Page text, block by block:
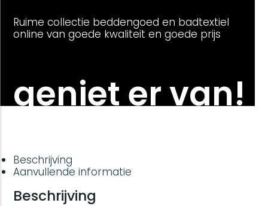
Ruime collectie beddengoed en badtextiel
online van goede kwaliteit en goede prijs
geniet er van!
Beschrijving
Aanvullende informatie
Beschrijving